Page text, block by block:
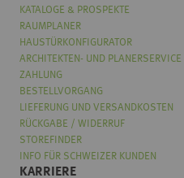
KATALOGE & PROSPEKTE
RAUMPLANER
HAUSTÜRKONFIGURATOR
ARCHITEKTEN- UND PLANERSERVICE
ZAHLUNG
BESTELLVORGANG
LIEFERUNG UND VERSANDKOSTEN
RÜCKGABE / WIDERRUF
STOREFINDER
INFO FÜR SCHWEIZER KUNDEN
KARRIERE